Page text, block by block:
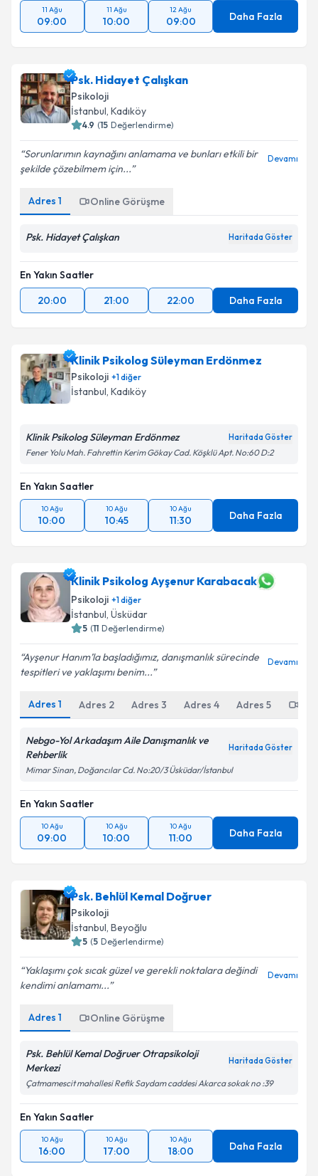
11 Ağu
09:00
11 Ağu
10:00
12 Ağu
09:00 Daha Fazla
Psk. Hidayet Çalışkan
Psikoloji
İstanbul, Kadıköy
4.9 (15 Değerlendirme)
Sorunlarımın kaynağını anlamama ve bunları etkili bir
şekilde çözebilmem için...
Devamı
Adres 1 Online Görüşme
Psk. Hidayet Çalışkan Haritada Göster
En Yakın Saatler
20:00
21:00 22:00 Daha Fazla
Klinik Psikolog Süleyman Erdönmez
Psikoloji +1diğer
İstanbul, Kadıköy
Klinik Psikolog Süleyman Erdönmez Haritada Göster
Fener Yolu Mah. Fahrettin Kerim Gökay Cad. Köşklü Apt. No:60 D:2
En Yakın Saatler
10 Ağu
10:00
10 Ağu
10:45
10 Ağu
11:30 Daha Fazla
Klinik Psikolog Ayşenur Karabacak
Psikoloji +1diğer
İstanbul, Üsküdar
5 (11 Değerlendirme)
Ayşenur Hanım’la başladığımız, danışmanlık sürecinde
tespitleri ve yaklaşımı benim...
Devamı
Adres 1 Adres 2 Adres 3 Adres 4 Adres 5
Nebgo-Yol Arkadaşım Aile Danışmanlık ve
Rehberlik
Haritada Göster
Mimar Sinan, Doğancılar Cd. No:20/3 Üsküdar/İstanbul
En Yakın Saatler
10 Ağu
09:00
10 Ağu
10:00
10 Ağu
11:00 Daha Fazla
Psk. Behlül Kemal Doğruer
Psikoloji
İstanbul, Beyoğlu
5 (5 Değerlendirme)
Yaklaşımı çok sıcak güzel ve gerekli noktalara değindi
kendimi anlamamı...
Devamı
Adres 1 Online Görüşme
Psk. Behlül Kemal Doğruer Otrapsikoloji
Merkezi
Haritada Göster
Çatmamescit mahallesi Refik Saydam caddesi Akarca sokak no :39
En Yakın Saatler
10 Ağu
16:00
10 Ağu
17:00
10 Ağu
18:00 Daha Fazla